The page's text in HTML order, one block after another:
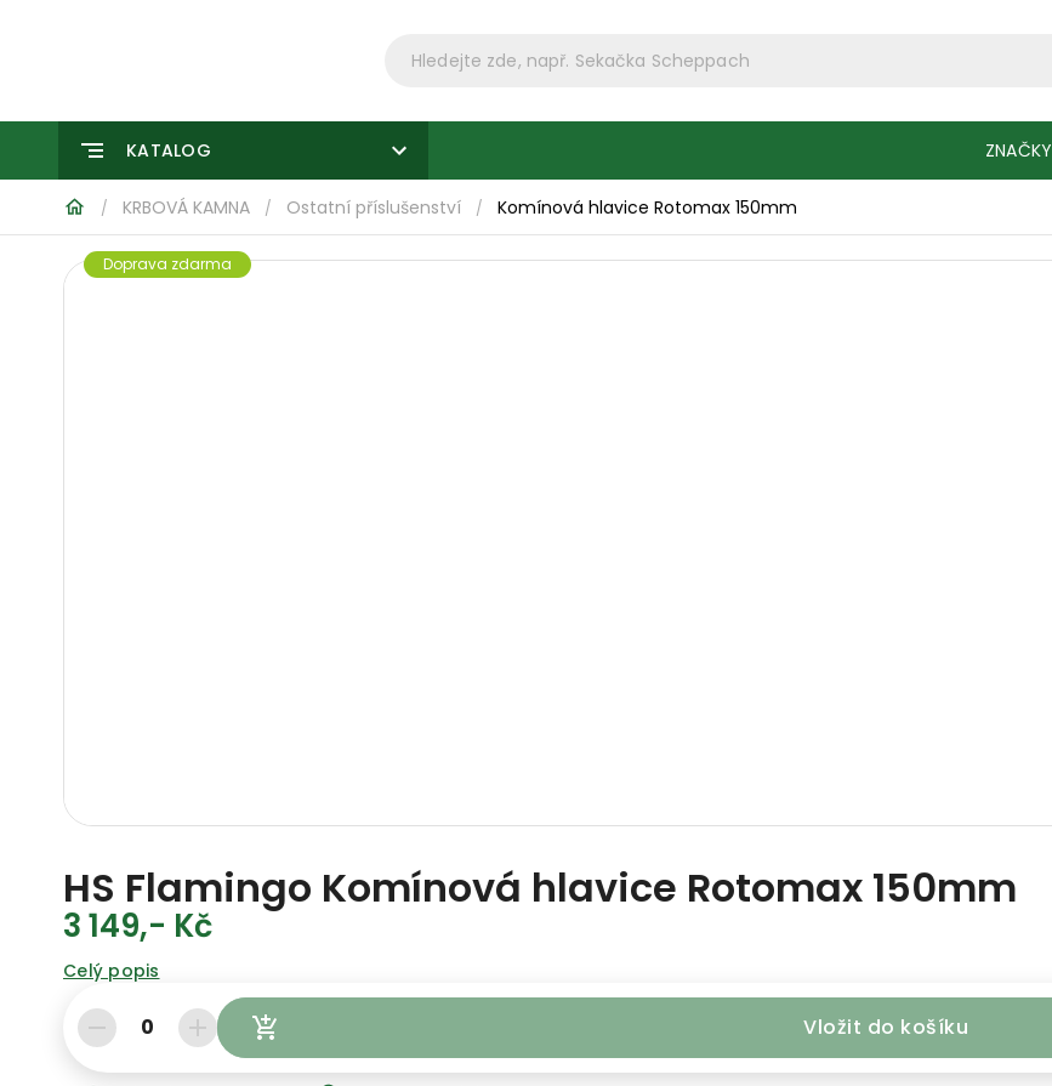
KATALOG ZNAČKY
/ KRBOVÁ KAMNA / Ostatní příslušenství / Komínová hlavice Rotomax 150mm
Doprava zdarma
HS Flamingo Komínová hlavice Rotomax 150mm
3 149,- Kč
Celý popis
0 Vložit do košíku